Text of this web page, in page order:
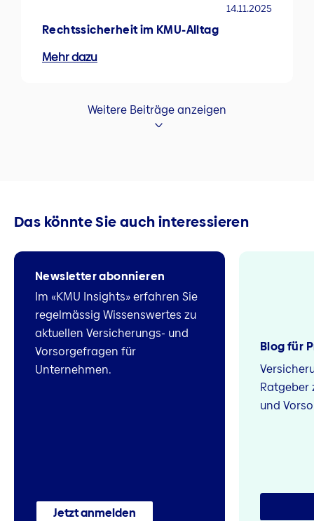
14.11.2025
Rechtssicherheit im KMU-Alltag
Mehr dazu
Weitere Beiträge anzeigen
Das könnte Sie auch interessieren
Newsletter abonnieren
Im «KMU Insights» erfahren Sie
regelmässig Wissenswertes zu
aktuellen Versicherungs- und
Vorsorgefragen für
Unternehmen.
Jetzt anmelden
Blog für
Ratgeber
und